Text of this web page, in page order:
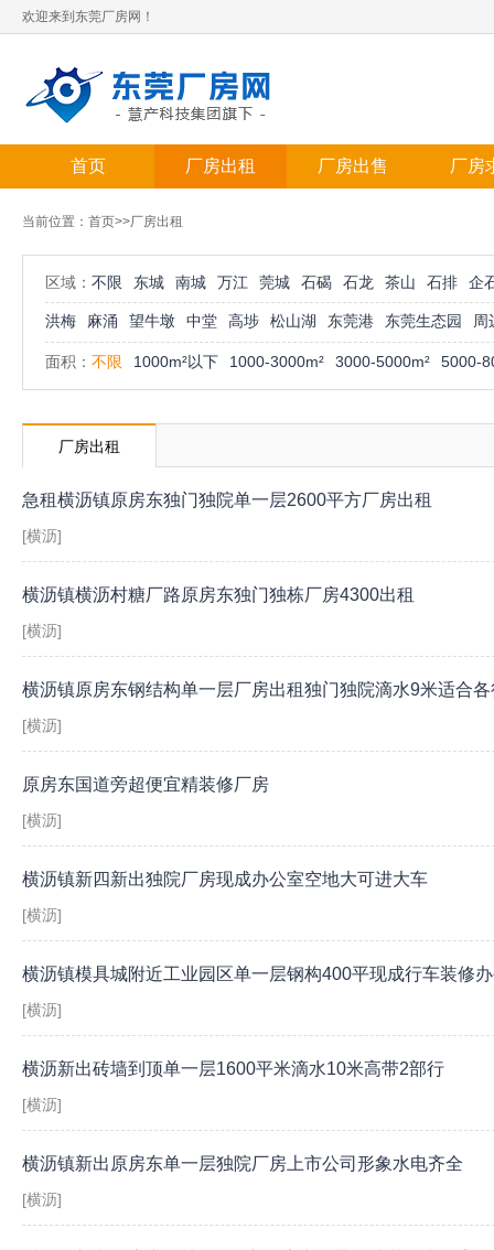
欢迎来到东莞厂房网！
首页 厂房出租 厂房出售 厂房
当前位置： 首页>>厂房出租
区域： 不限 东城 南城 万江 莞城 石碣 石龙 茶山 石排 企
洪梅 麻涌 望牛墩 中堂 高埗 松山湖 东莞港 东莞生态园 周
面积： 不限 1000m²以下 1000-3000m² 3000-5000m² 5000-
厂房出租
急租横沥镇原房东独门独院单一层2600平方厂房出租
[横沥]
横沥镇横沥村糖厂路原房东独门独栋厂房4300出租
[横沥]
横沥镇原房东钢结构单一层厂房出租独门独院滴水9米适合
[横沥]
原房东国道旁超便宜精装修厂房
[横沥]
横沥镇新四新出独院厂房现成办公室空地大可进大车
[横沥]
横沥镇模具城附近工业园区单一层钢构400平现成行车装修
[横沥]
横沥新出砖墙到顶单一层1600平米滴水10米高带2部行
[横沥]
横沥镇新出原房东单一层独院厂房上市公司形象水电齐全
[横沥]